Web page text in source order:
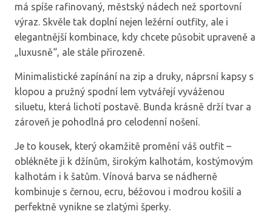
má spíše rafinovaný, městský nádech než sportovní
výraz. Skvěle tak doplní nejen ležérní outfity, ale i
elegantnější kombinace, kdy chcete působit upraveně a
„luxusně“, ale stále přirozeně.
Minimalistické zapínání na zip a druky, náprsní kapsy s
klopou a pružný spodní lem vytvářejí vyváženou
siluetu, která lichotí postavě. Bunda krásně drží tvar a
zároveň je pohodlná pro celodenní nošení.
Je to kousek, který okamžitě promění váš outfit –
oblékněte ji k džínům, širokým kalhotám, kostýmovým
kalhotám i k šatům. Vínová barva se nádherně
kombinuje s černou, ecru, béžovou i modrou košilí a
perfektně vynikne se zlatými šperky.